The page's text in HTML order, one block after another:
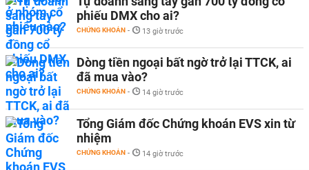
phiếu DMX cho ai?
CHỨNG KHOÁN - 13 giờ trước
Dòng tiền ngoại bất ngờ trở lại TTCK, ai
đã mua vào?
CHỨNG KHOÁN - 14 giờ trước
Tổng Giám đốc Chứng khoán EVS xin từ
nhiệm
CHỨNG KHOÁN - 14 giờ trước